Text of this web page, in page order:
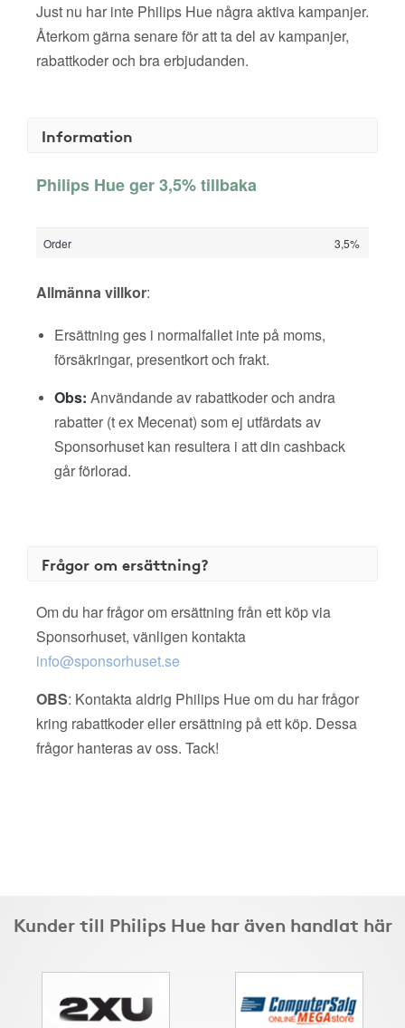
Just nu har inte Philips Hue några aktiva kampanjer.
Återkom gärna senare för att ta del av kampanjer,
rabattkoder och bra erbjudanden.
Information
Philips Hue ger 3,5% tillbaka
Order 3,5%
Allmänna villkor:
Ersättning ges i normalfallet inte på moms,
försäkringar, presentkort och frakt.
Obs: Användande av rabattkoder och andra
rabatter (t ex Mecenat) som ej utfärdats av
Sponsorhuset kan resultera i att din cashback
går förlorad.
Frågor om ersättning?
Om du har frågor om ersättning från ett köp via
Sponsorhuset, vänligen kontakta
info@sponsorhuset.se
OBS: Kontakta aldrig Philips Hue om du har frågor
kring rabattkoder eller ersättning på ett köp. Dessa
frågor hanteras av oss. Tack!
Kunder till Philips Hue har även handlat här